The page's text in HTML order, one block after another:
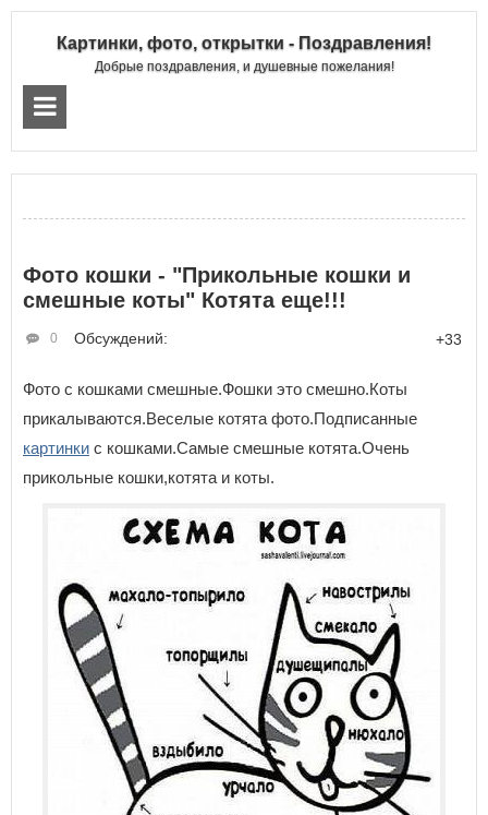
Картинки, фото, открытки - Поздравления!
Добрые поздравления, и душевные пожелания!
Фото кошки - "Прикольные кошки и
смешные коты" Котята еще!!!
Обсуждений:
0 +33
Фото с кошками смешные.Фошки это смешно.Коты
прикалываются.Веселые котята фото.Подписанные
картинки с кошками.Самые смешные котята.Очень
прикольные кошки,котята и коты.